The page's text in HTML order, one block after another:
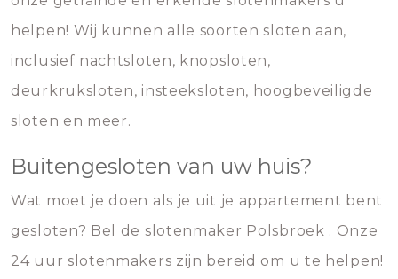
helpen! Wij kunnen alle soorten sloten aan,
inclusief nachtsloten, knopsloten,
deurkruksloten, insteeksloten, hoogbeveiligde
sloten en meer.
Buitengesloten van uw huis?
Wat moet je doen als je uit je appartement bent
gesloten? Bel de slotenmaker Polsbroek . Onze
24 uur slotenmakers zijn bereid om u te helpen!